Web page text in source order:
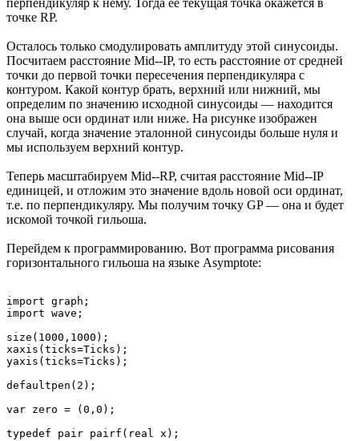
перпендикуляр к нему. Тогда ее текущая точка окажется в
точке RP.
Осталось только смодулировать амплитуду этой синусоиды.
Посчитаем расстояние Mid--IP, то есть расстояние от средней
точки до первой точки пересечения перпендикуляра с
контуром. Какой контур брать, верхний или нижний, мы
определим по значению исходной синусоиды — находится
она выше оси ординат или ниже. На рисунке изображен
случай, когда значение эталонной синусоиды больше нуля и
мы используем верхний контур.
Теперь масштабируем Mid--RP, считая расстояние Mid--IP
единицей, и отложим это значение вдоль новой оси ординат,
т.е. по перпендикуляру. Мы получим точку GP — она и будет
искомой точкой гильоша.
Перейдем к программированию. Вот программа рисования
горизонтального гильоша на языке Asymptote:
import graph;
import wave;
size(1000,1000);
xaxis(ticks=Ticks);
yaxis(ticks=Ticks);
defaultpen(2);
var zero = (0,0);
typedef pair pairf(real x);